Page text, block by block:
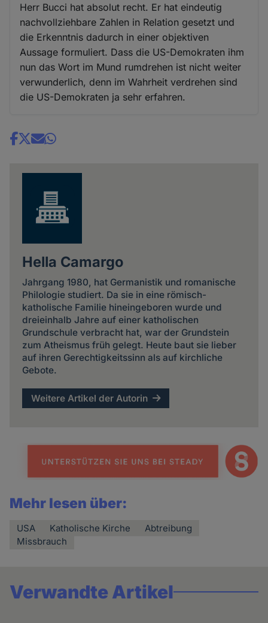
Herr Bucci hat absolut recht. Er hat eindeutig
nachvollziehbare Zahlen in Relation gesetzt und
die Erkenntnis dadurch in einer objektiven
Aussage formuliert. Dass die US-Demokraten ihm
nun das Wort im Mund rumdrehen ist nicht weiter
verwunderlich, denn im Wahrheit verdrehen sind
die US-Demokraten ja sehr erfahren.
Share
Hella Camargo
Jahrgang 1980, hat Germanistik und romanische
Philologie studiert. Da sie in eine römisch-
katholische Familie hineingeboren wurde und
dreieinhalb Jahre auf einer katholischen
Grundschule verbracht hat, war der Grundstein
zum Atheismus früh gelegt. Heute baut sie lieber
auf ihren Gerechtigkeitssinn als auf kirchliche
Gebote.
Weitere Artikel der Autorin
Mehr lesen über:
USA Katholische Kirche
Abtreibung
Missbrauch
Verwandte Artikel